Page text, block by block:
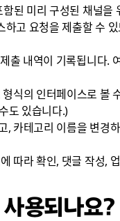
된 미리 구성된 채널을
고 요청을 제출할 수
출 내역이 기록됩니다.
식의 인터페이스로 볼
도 있습니다.)
카테고리 이름을 변경
따라 확인, 댓글 작성,
용되나요?